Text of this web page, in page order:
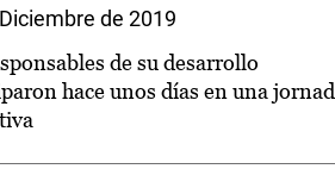
de 2019
de su desarrollo
hace unos días en una